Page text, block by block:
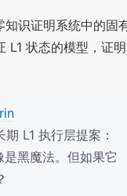
识证明系统中的固
L1 状态的模型，证明
L1 执行层提案：
黑魔法。但如果它